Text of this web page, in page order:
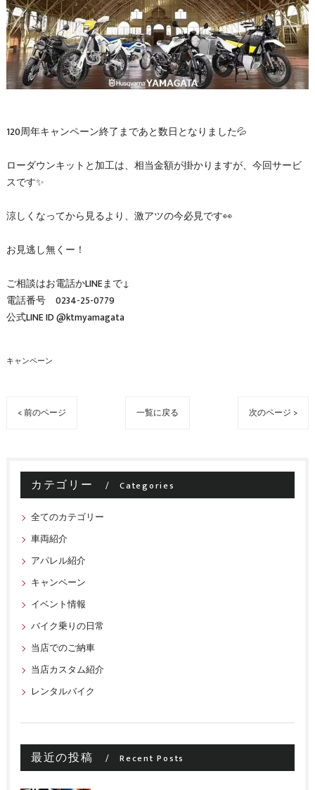
120周年キャンペーン終了まであと数日となりました💦
ローダウンキットと加工は、相当金額が掛かりますが、今回サービ
スです✨
涼しくなってから見るより、激アツの今必見です👀
お見逃し無くー！
ご相談はお電話かLINEまで↓
電話番号 0234-25-0779
公式LINE ID @ktmyamagata
キャンペーン
< 前のページ 一覧に戻る 次のページ >
カテゴリー Categories
全てのカテゴリー
車両紹介
アパレル紹介
キャンペーン
イベント情報
バイク乗りの日常
当店でのご納車
当店カスタム紹介
レンタルバイク
最近の投稿 Recent Posts